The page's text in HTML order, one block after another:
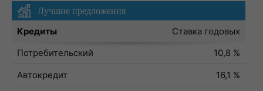
Лучшие предложения
Кредиты
Ставка годовых
Потребительский
10,8 %
Автокредит
16,1 %